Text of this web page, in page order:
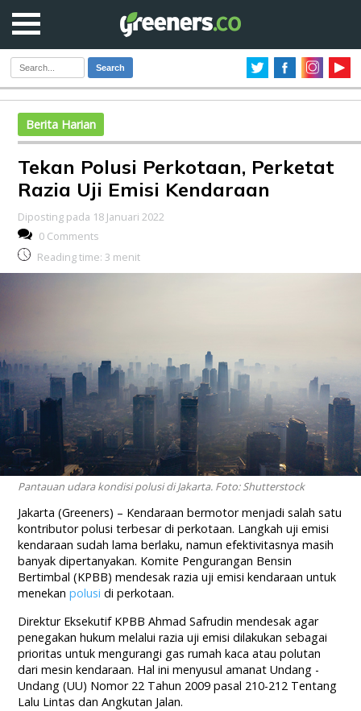
Search
Berita Harian
Tekan Polusi Perkotaan, Perketat
Razia Uji Emisi Kendaraan
Diposting pada 18 Januari 2022
0 Comments
Reading time: 3 menit
Pantauan udara kondisi polusi di Jakarta. Foto: Shutterstock
Jakarta (Greeners) – Kendaraan bermotor menjadi salah satu
kontributor polusi terbesar di perkotaan. Langkah uji emisi
kendaraan sudah lama berlaku, namun efektivitasnya masih
banyak dipertanyakan. Komite Pengurangan Bensin
Bertimbal (KPBB) mendesak razia uji emisi kendaraan untuk
menekanpolusi di perkotaan.
Direktur Eksekutif KPBB Ahmad Safrudin mendesak agar
penegakan hukum melalui razia uji emisi dilakukan sebagai
prioritas untuk mengurangi gas rumah kaca atau polutan
dari mesin kendaraan. Hal ini menyusul amanat Undang -
Undang (UU) Nomor 22 Tahun 2009 pasal 210-212 Tentang
Lalu Lintas dan Angkutan Jalan.